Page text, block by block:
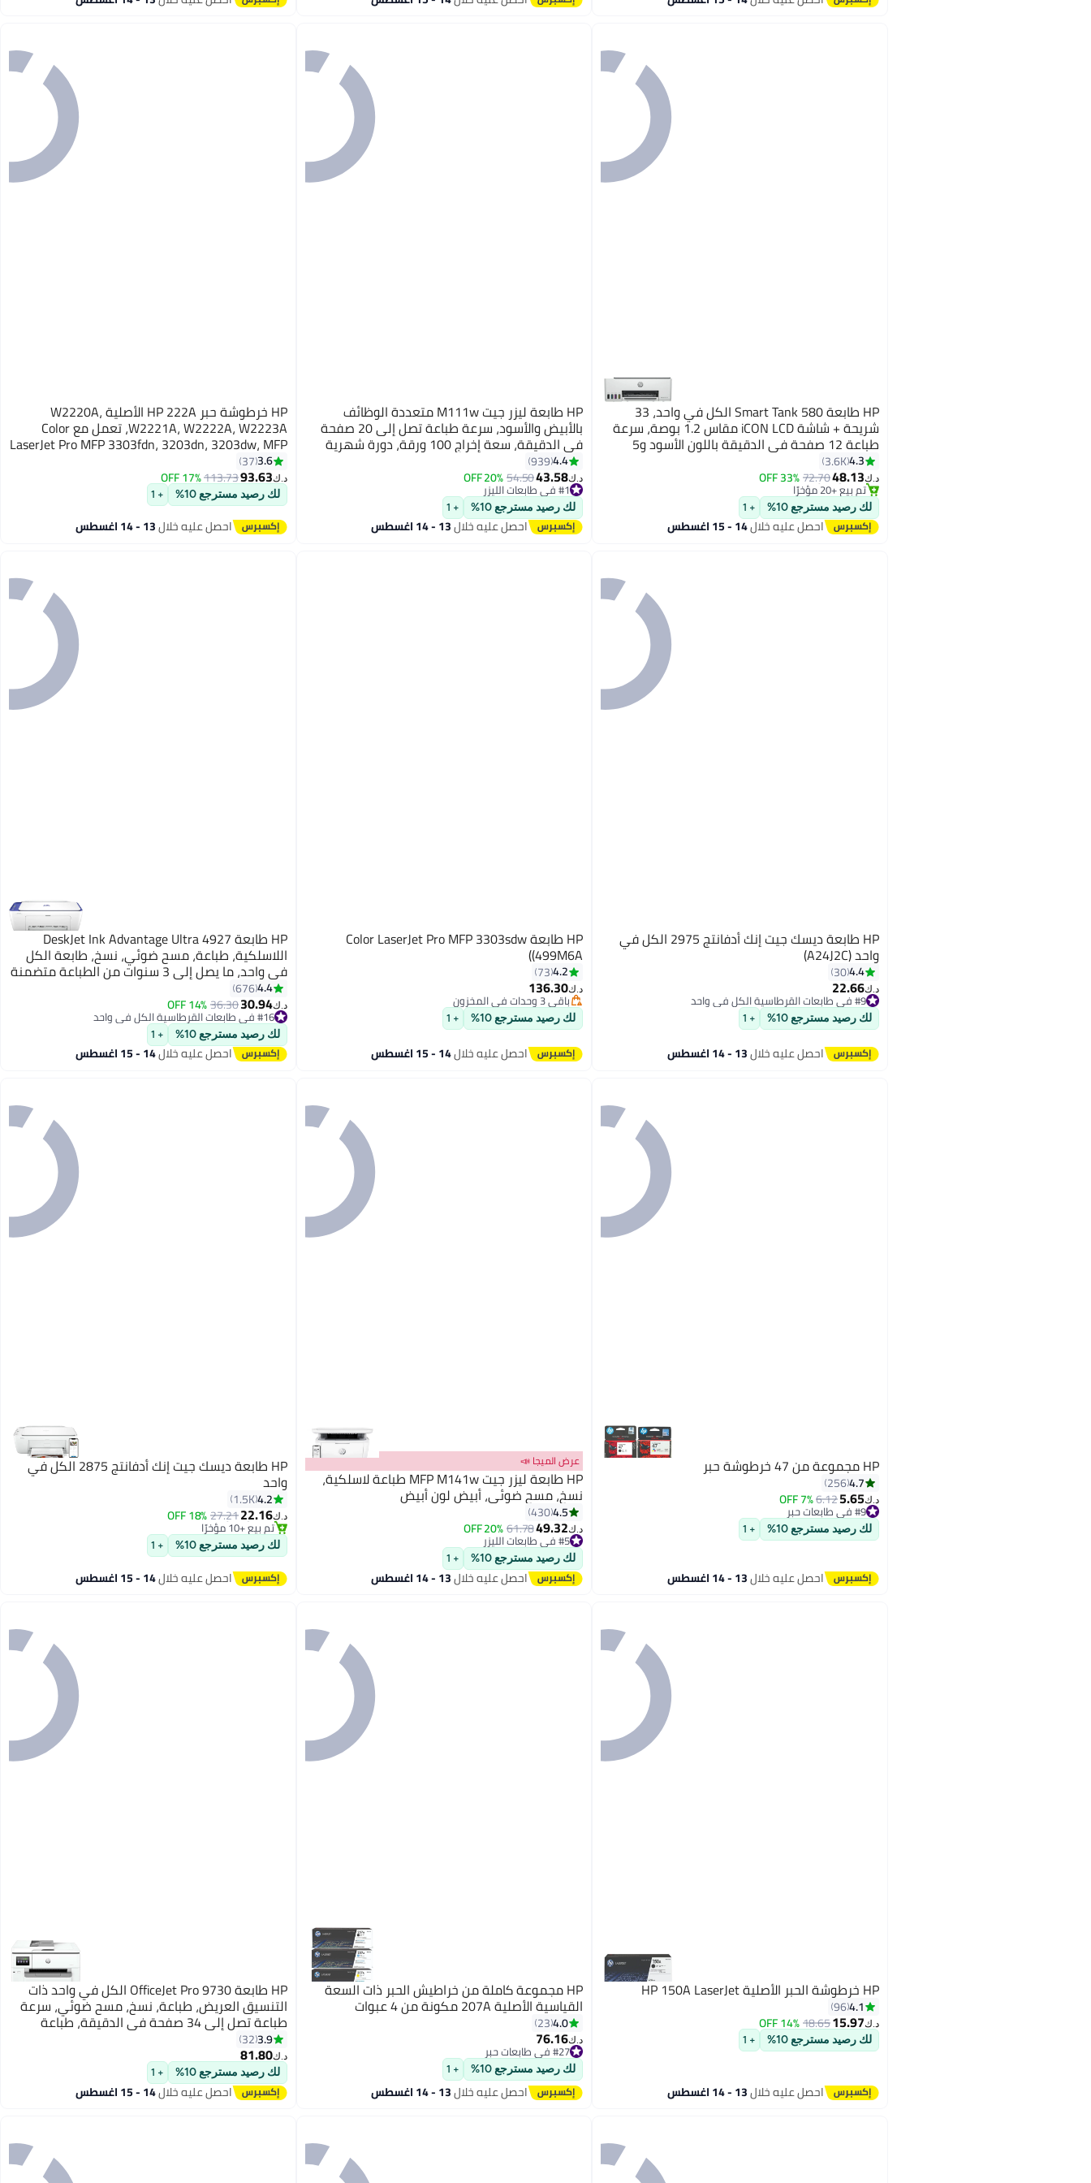
HP طابعة Smart Tank 580 الكل في واحد، 33
شريحة + شاشة iCON LCD مقاس 1.2 بوصة، سرعة
طباعة 12 صفحة في الدقيقة باللون الأسود و5
صفحة في الدقيقة، دقة تصل إلى 1200 نقطة في
البوصة، 10 نسخة في الدقيقة باللون الأسود وسرعة
نسخ ملونة 2 نسخة في الدقيقة، 1F3Y2A أبيض
4.3
3.6K
د.ك‏48.13
72.70
33% OFF
#6 في طابعات القرطاسية الكل في واحد
بتخلّص بسرعة
تم بيع +20 مؤخرًا
#6 في طابعات القرطاسية الكل في واحد
لك رصيد مسترجع 10% + 1
احصل عليه خلال14 - 15 اغسطس
HP طابعة ليزر جيت M111w متعددة الوظائف
بالأبيض والأسود، سرعة طباعة تصل إلى 20 صفحة
في الدقيقة، سعة إخراج 100 ورقة، دورة شهرية
8000 صفحة، اتصال USB / لاسلكي، مثالية للمنزل |
7MD68A أبيض لون أبيض
4.4
939
د.ك‏43.58
54.50
20% OFF
#1 في طابعات الليزر
#1 في طابعات الليزر
لك رصيد مسترجع 10% + 1
احصل عليه خلال13 - 14 اغسطس
HP خرطوشة حبر HP 222A الأصلية W2220A،
W2221A، W2222A، W2223A، تعمل مع Color
LaserJet Pro MFP 3303fdn، 3203dn، 3203dw، MFP
3303sdw
3.6
37
د.ك‏93.63
113.73
17% OFF
لك رصيد مسترجع 10% + 1
احصل عليه خلال13 - 14 اغسطس
HP طابعة ديسك جيت إنك أدفانتج 2975 الكل في
واحد (A24J2C)
4.4
30
د.ك‏22.66
#9 في طابعات القرطاسية الكل في واحد
تم بيع +10 مؤخرًا
#9 في طابعات القرطاسية الكل في واحد
لك رصيد مسترجع 10% + 1
احصل عليه خلال13 - 14 اغسطس
HP طابعة Color LaserJet Pro MFP 3303sdw
(499M6A)
4.2
73
د.ك‏136.30
باقي 3 وحدات في المخزون
تم بيع +30 مؤخرًا
باقي 3 وحدات في المخزون
لك رصيد مسترجع 10% + 1
احصل عليه خلال14 - 15 اغسطس
HP طابعة DeskJet Ink Advantage Ultra 4927
اللاسلكية، طباعة، مسح ضوئي، نسخ، طابعة الكل
في واحد، ما يصل إلى 3 سنوات من الطباعة متضمنة
بالفعل* - [6W7G3B] أبيض
4.4
676
د.ك‏30.94
36.30
14% OFF
#16 في طابعات القرطاسية الكل في واحد
#16 في طابعات القرطاسية الكل في واحد
لك رصيد مسترجع 10% + 1
احصل عليه خلال14 - 15 اغسطس
HP مجموعة من 47 خرطوشة حبر
4.7
256
د.ك‏5.65
6.12
7% OFF #9 في طابعات حبر
تم بيع +40 مؤخرًا
#9 في طابعات حبر
لك رصيد مسترجع 10% + 1
احصل عليه خلال13 - 14 اغسطس
عرض الميجا 📣
HP طابعة ليزر جيت MFP M141w طباعة لاسلكية،
نسخ، مسح ضوئي، أبيض لون أبيض
4.5
430
د.ك‏49.32
61.78
20% OFF
#5 في طابعات الليزر
#5 في طابعات الليزر
لك رصيد مسترجع 10% + 1
احصل عليه خلال13 - 14 اغسطس
HP طابعة ديسك جيت إنك أدفانتج 2875 الكل في
واحد
4.2
1.5K
د.ك‏22.16
27.21
18% OFF
#15 في طابعات القرطاسية الكل في واحد
بتخلّص بسرعة
تم بيع +10 مؤخرًا
#15 في طابعات القرطاسية الكل في واحد
لك رصيد مسترجع 10% + 1
احصل عليه خلال14 - 15 اغسطس
HP خرطوشة الحبر الأصلية HP 150A LaserJet
4.1
96
د.ك‏15.97
18.65
14% OFF
لك رصيد مسترجع 10% + 1
احصل عليه خلال13 - 14 اغسطس
HP مجموعة كاملة من خراطيش الحبر ذات السعة
القياسية الأصلية 207A مكونة من 4 عبوات
4.0
23
د.ك‏76.16
#27 في طابعات حبر
أقل سعر في 7 يوم
#27 في طابعات حبر
لك رصيد مسترجع 10% + 1
احصل عليه خلال13 - 14 اغسطس
HP طابعة OfficeJet Pro 9730 الكل في واحد ذات
التنسيق العريض، طباعة، نسخ، مسح ضوئي، سرعة
طباعة تصل إلى 34 صفحة في الدقيقة، طباعة
| 537P5C أبيض
3.9
32
د.ك‏81.80
لك رصيد مسترجع 10% + 1
احصل عليه خلال14 - 15 اغسطس